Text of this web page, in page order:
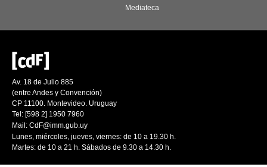
Mediateca
Av. 18 de Julio 885
(entre Andes y Convención)
CP 11100. Montevideo. Uruguay
Tel: [598 2] 1950 7960
Mail: CdF@imm.gub.uy
Lunes, miércoles, jueves, viernes: de 10 a 19.30 h.
Martes: de 10 a 21 h. Sábados de 9.30 a 14.30 h.